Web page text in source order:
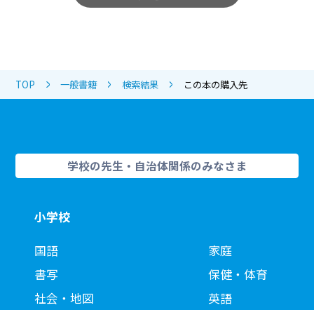
TOP 一般書籍 検索結果 この本の購入先
学校の先生・自治体関係のみなさま
小学校
国語
書写
社会・地図
家庭
保健・体育
英語